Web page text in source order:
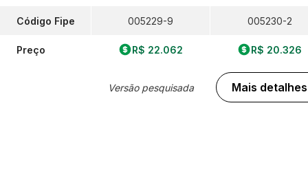
Código Fipe
Preço
005229-9
R$ 22.062
Versão pesquisada
005230-2
R$ 20.326
Mais detalhes